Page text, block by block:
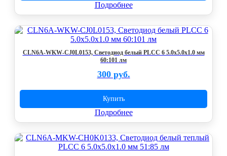
Подробнее
CLN6A-WKW-CJ0L0153, Светодиод белый PLCC 6 5.0x5.0x1.0 мм
60:101 лм
300 руб.
Купить
Подробнее